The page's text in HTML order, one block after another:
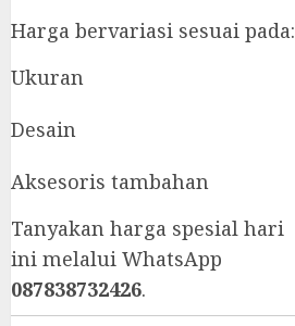
Harga bervariasi sesuai pada:
Ukuran
Desain
Aksesoris tambahan
Tanyakan harga spesial hari
ini melalui WhatsApp
087838732426.